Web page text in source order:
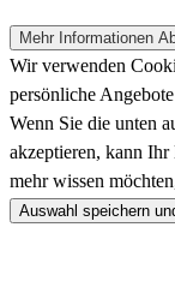
Mehr Informationen
Wir verwenden
persönliche
Wenn Sie die unten
akzeptieren, kann
mehr wissen
Auswahl speichern